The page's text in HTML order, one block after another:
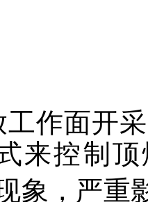
工作面开
来控制
象，严